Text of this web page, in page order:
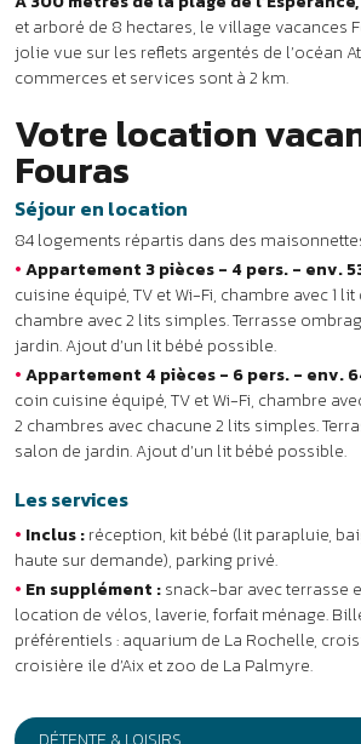
chambre avec 2 lits simples. Terrasse
jardin. Ajout d’un lit bébé possible.
• Appartement 4 pièces - 6 pers. - env.
2 chambres avec chacune 2 lits simples.
salon de jardin. Ajout d’un lit bébé possible.
Les services
Inclus :
réception, kit bébé (lit parapluie,
haute sur demande), parking privé.
•En supplément :snack-bar avec terrasse
location de vélos, laverie, forfait ménage.
préférentiels : aquarium de La Rochelle,
croisière ile d’Aix et zoo de La Palmyre.
DÉTENTE & LOISIRS
À DÉCOUVRIR
AVIS
INFOS PRATIQUES